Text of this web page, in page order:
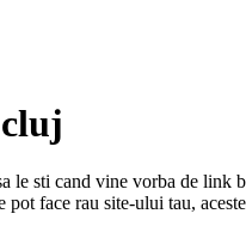
le sti cand vine vorba de
face rau site-ului tau,